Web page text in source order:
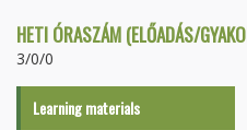
HETI ÓRASZÁM (ELŐADÁS/
3/0/0
Learning materials